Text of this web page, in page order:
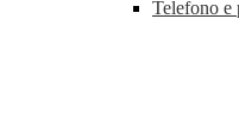
Telefono e